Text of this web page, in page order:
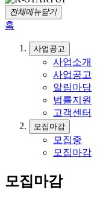
전체메뉴닫기
홈
사업공고
사업소개
사업공고
알림마당
법률지원
고객센터
모집마감
모집중
모집마감
모집마감